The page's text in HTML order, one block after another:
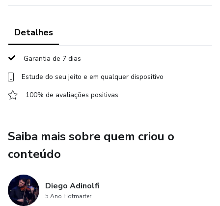
Detalhes
Garantia de 7 dias
Estude do seu jeito e em qualquer dispositivo
100% de avaliações positivas
Saiba mais sobre quem criou o
conteúdo
Diego Adinolfi
5 Ano Hotmarter